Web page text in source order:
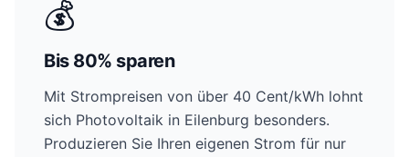
💰
Bis 80% sparen
Mit Strompreisen von über 40 Cent/kWh lohnt
sich Photovoltaik in Eilenburg besonders.
Produzieren Sie Ihren eigenen Strom für nur